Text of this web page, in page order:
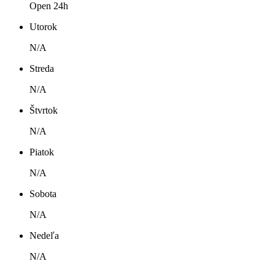
Open 24h
Utorok
N/A
Streda
N/A
Štvrtok
N/A
Piatok
N/A
Sobota
N/A
Nedeľa
N/A